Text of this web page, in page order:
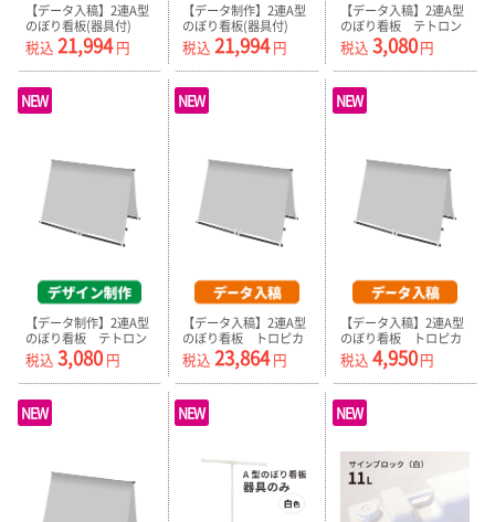
【データ入稿】2連A型
のぼり看板(器具付)
税込 21,994 円
【データ制作】2連A型
のぼり看板(器具付)
税込 21,994円
【データ入稿】2連A型
のぼり看板 テトロン
ポンジ プリント生地
のみ
税込 3,080円
NEW
【データ制作】2連A型
のぼり看板 テトロン
ポンジ プリント生地
のみ
税込 3,080 円
NEW
【データ入稿】2連A型
のぼり看板 トロピカ
ル（器具付）
税込 23,864円
NEW
【データ入稿】2連A型
のぼり看板 トロピカ
ル プリント生地のみ
税込 4,950円
NEW NEW NEW